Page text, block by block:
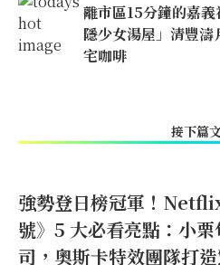
離市區15分鐘的嘉
隱少女湯屋」清豐
宅咖啡
接下篇
強勢登日榜冠軍！
號》5 大必看亮點：小
司，奧斯卡特效團隊打